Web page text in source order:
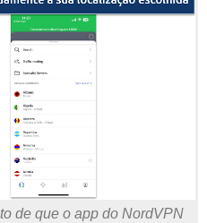
de que o app do NordVPN